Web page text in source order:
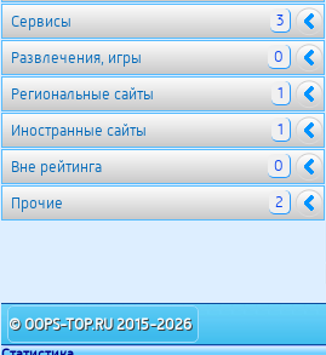
Сервисы 3
Развлечения, игры 0
Региональные сайты 1
Иностранные сайты 1
Вне рейтинга 0
Прочие 2
© OOPS-TOP.RU 2015-2026